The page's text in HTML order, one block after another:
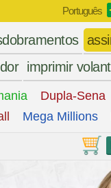
Português
imprimir
Dupla-Sena
Mega Millions